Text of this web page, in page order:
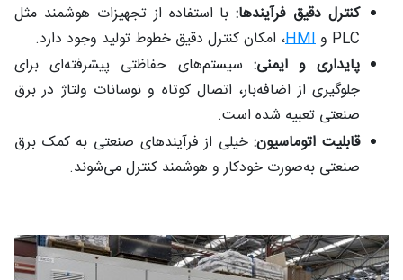
کنترل دقیق فرآیندها:با استفاده از تجهیزات هوشمند مثل
PLC و
HMI، امکان کنترل دقیق خطوط تولید وجود دارد.
پایداری و ایمنی: سیستم‌های حفاظتی پیشرفته‌ای برای
جلوگیری از اضافه‌بار، اتصال کوتاه و نوسانات ولتاژ در برق
صنعتی تعبیه شده است.
قابلیت اتوماسیون:خیلی از فرآیندهای صنعتی به کمک برق
صنعتی به‌صورت خودکار و هوشمند کنترل می‌شوند.